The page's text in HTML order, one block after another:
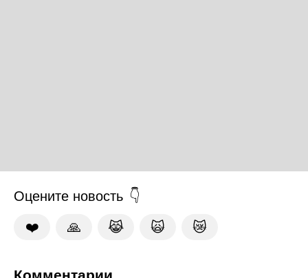
Оцените новость
❤️ 🙏 😹 🙀 😿